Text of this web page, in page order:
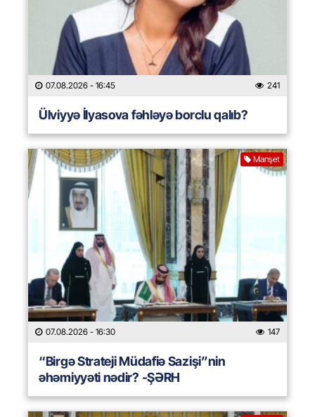
07.08.2026 - 16:45 241
Ülviyyə İlyasova fəhləyə borclu qalıb?
Manşet
07.08.2026 - 16:30 147
“Birgə Strateji Müdafiə Sazişi”nin
əhəmiyyəti nədir? -ŞƏRH